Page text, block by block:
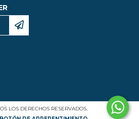
LOS DERECHOS RESERVADOS.